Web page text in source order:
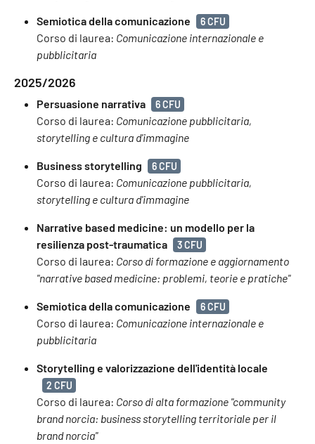
Semiotica della comunicazione 6 CFU
Corso di laurea: Comunicazione internazionale e
pubblicitaria
2025/2026
Persuasione narrativa 6 CFU
Corso di laurea: Comunicazione pubblicitaria,
storytelling e cultura d'immagine
Business storytelling 6 CFU
Corso di laurea: Comunicazione pubblicitaria,
storytelling e cultura d'immagine
Narrative based medicine: un modello per la
resilienza post-traumatica
3 CFU
Corso di laurea: Corso di formazione e aggiornamento
"narrative based medicine: problemi, teorie e pratiche"
Semiotica della comunicazione 6 CFU
Corso di laurea: Comunicazione internazionale e
pubblicitaria
Storytelling e valorizzazione dell'identità locale
2 CFU
Corso di laurea: Corso di alta formazione "community
brand norcia: business storytelling territoriale per il
brand norcia"